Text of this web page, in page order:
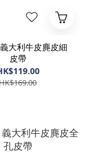
大利牛皮麂皮細
皮帶